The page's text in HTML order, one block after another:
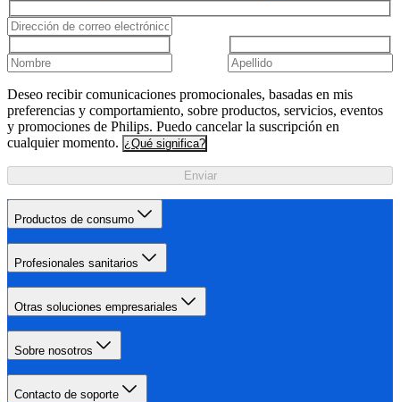
Deseo recibir comunicaciones promocionales, basadas en mis
preferencias y comportamiento, sobre productos, servicios, eventos
y promociones de Philips. Puedo cancelar la suscripción en
cualquier momento. ¿Qué significa?
Enviar
Productos de consumo
Profesionales sanitarios
Otras soluciones empresariales
Sobre nosotros
Contacto de soporte